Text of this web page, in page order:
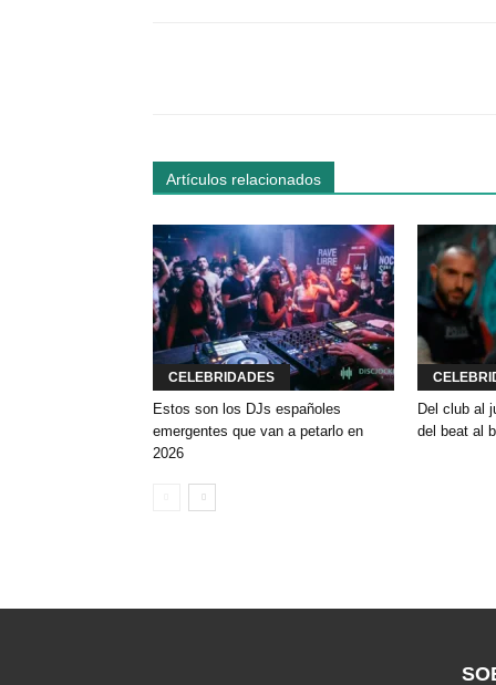
Artículos relacionados
CELEBRIDADES
Estos son los DJs españoles
emergentes que van a petarlo en
2026
Del club al
del beat al